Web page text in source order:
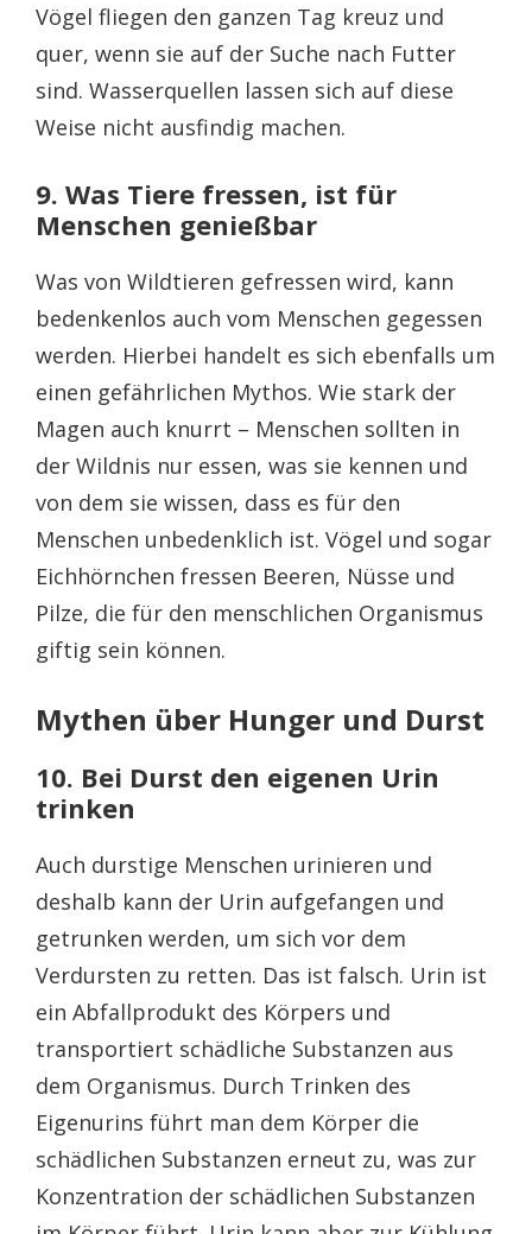
Vögel fliegen den ganzen Tag kreuz und
quer, wenn sie auf der Suche nach Futter
sind. Wasserquellen lassen sich auf diese
Weise nicht ausfindig machen.
9. Was Tiere fressen, ist für
Menschen genießbar
Was von Wildtieren gefressen wird, kann
bedenkenlos auch vom Menschen gegessen
werden. Hierbei handelt es sich ebenfalls um
einen gefährlichen Mythos. Wie stark der
Magen auch knurrt – Menschen sollten in
der Wildnis nur essen, was sie kennen und
von dem sie wissen, dass es für den
Menschen unbedenklich ist. Vögel und sogar
Eichhörnchen fressen Beeren, Nüsse und
Pilze, die für den menschlichen Organismus
giftig sein können.
Mythen über Hunger und Durst
10. Bei Durst den eigenen Urin
trinken
Auch durstige Menschen urinieren und
deshalb kann der Urin aufgefangen und
getrunken werden, um sich vor dem
Verdursten zu retten. Das ist falsch. Urin ist
ein Abfallprodukt des Körpers und
transportiert schädliche Substanzen aus
dem Organismus. Durch Trinken des
Eigenurins führt man dem Körper die
schädlichen Substanzen erneut zu, was zur
Konzentration der schädlichen Substanzen